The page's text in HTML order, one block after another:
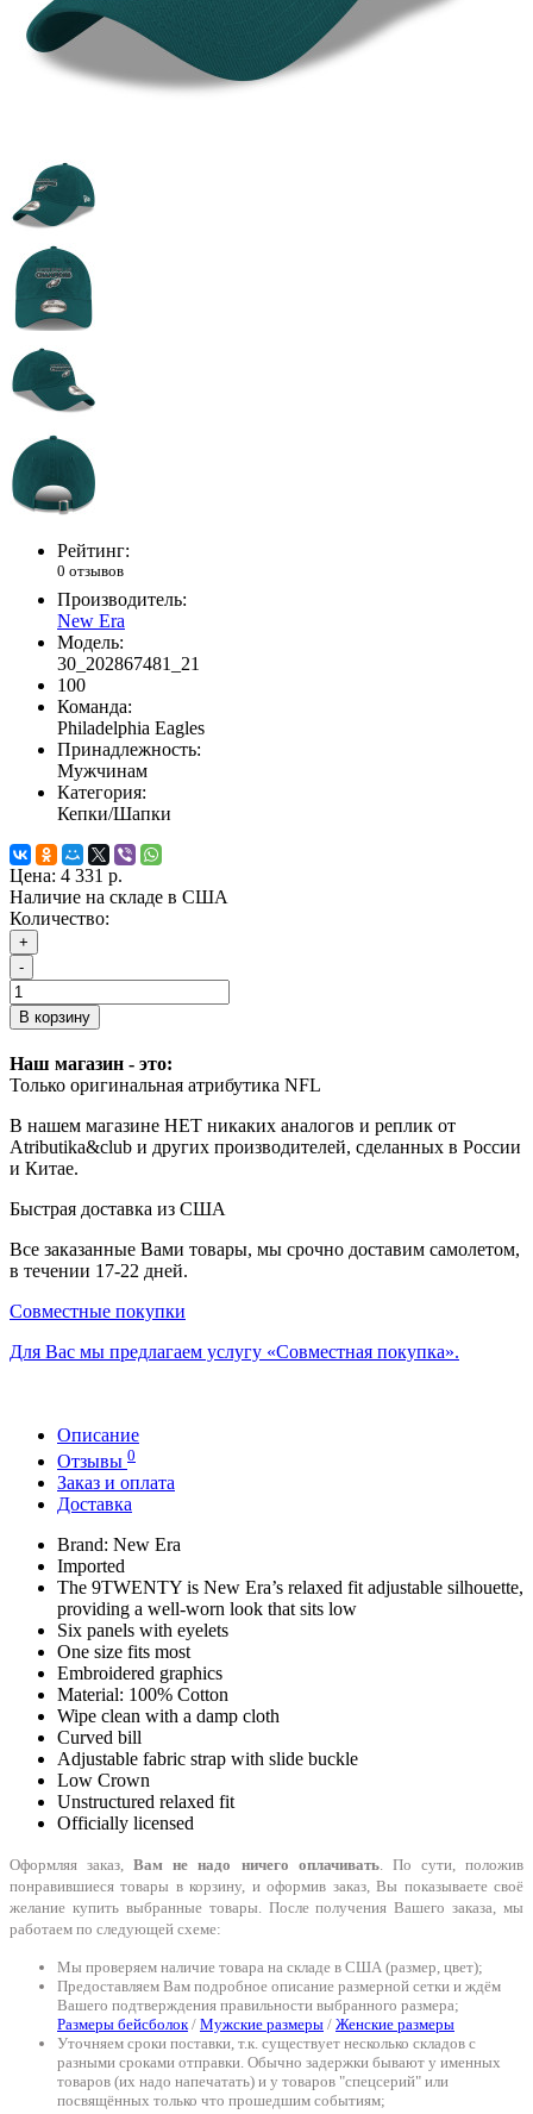
Рейтинг:
0 отзывов
Производитель:
New Era
Модель:
30_202867481_21
100
Команда:
Philadelphia Eagles
Принадлежность:
Мужчинам
Категория:
Кепки/Шапки
Цена: 4 331 р.
Наличие на складе в США
Количество:
+
-
В корзину
Наш магазин - это:
Только оригинальная атрибутика NFL
В нашем магазине НЕТ никаких аналогов и реплик от
Atributika&club и других производителей, сделанных в России
и Китае.
Быстрая доставка из США
Все заказанные Вами товары, мы срочно доставим самолетом,
в течении 17-22 дней.
Совместные покупки
Для Вас мы предлагаем услугу «Совместная покупка».
Описание
Отзывы 0
Заказ и оплата
Доставка
Brand: New Era
Imported
The 9TWENTY is New Era’s relaxed fit adjustable silhouette,
providing a well-worn look that sits low
Six panels with eyelets
One size fits most
Embroidered graphics
Material: 100% Cotton
Wipe clean with a damp cloth
Curved bill
Adjustable fabric strap with slide buckle
Low Crown
Unstructured relaxed fit
Officially licensed
Оформляя заказ,Вам не надо ничего оплачивать. По сути, положив
понравившиеся товары в корзину, и оформив заказ, Вы показываете своё
желание купить выбранные товары. После получения Вашего заказа, мы
работаем по следующей схеме:
Мы проверяем наличие товара на складе в США (размер, цвет);
Предоставляем Вам подробное описание размерной сетки и ждём
Вашего подтверждения правильности выбранного размера;
Размеры бейсболок/ Мужские размеры / Женские размеры
Уточняем сроки поставки, т.к. существует несколько складов с
разными сроками отправки. Обычно задержки бывают у именных
товаров (их надо напечатать) и у товаров "спецсерий" или
посвящённых только что прошедшим событиям;